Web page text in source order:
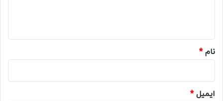
نام*
ایمیل*